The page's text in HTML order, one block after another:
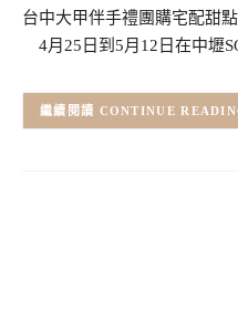
台中大甲伴手禮團購宅配甜
4月25日到5月12日在中壢
CONTINUE